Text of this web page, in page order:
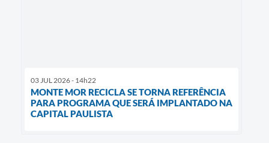
03 JUL 2026 - 14h22
MONTE MOR RECICLA SE TORNA REFERÊNCIA
PARA PROGRAMA QUE SERÁ IMPLANTADO NA
CAPITAL PAULISTA